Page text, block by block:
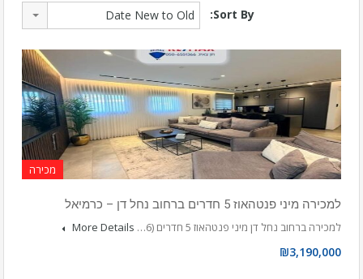
Sort By:
Date New to Old
מכירה
למכירה מיני פנטהאוז 5 חדרים ברחוב נחל דן – כרמיאל
למכירה ברחוב נחל דן מיני פנטהאוז 5 חדרים (6…
More Details
₪3,190,000